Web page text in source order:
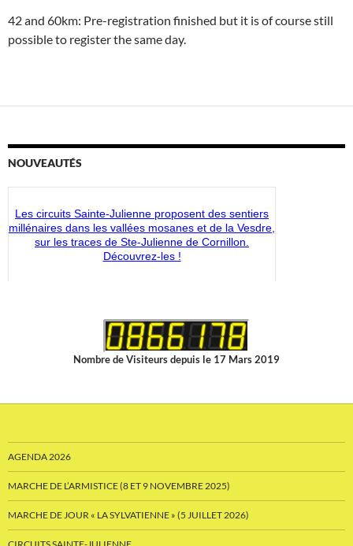
42 and 60km: Pre-registration finished but it is of course still
possible to register the same day.
NOUVEAUTÉS
Les circuits Sainte-Julienne proposent des sentiers
millénaires dans les vallées mosanes et de la Vesdre,
sur les traces de Ste-Julienne de Cornillon.
Découvrez-les !
Découvrez les nouveaux articles disponibles dans la
boutique du CMS-Shop !
Nombre de Visiteurs depuis le 17 Mars 2019
AGENDA 2026
MARCHE DE L’ARMISTICE (8 ET 9 NOVEMBRE 2025)
MARCHE DE JOUR « LA SYLVATIENNE » (5 JUILLET 2026)
CIRCUITS SAINTE-JULIENNE